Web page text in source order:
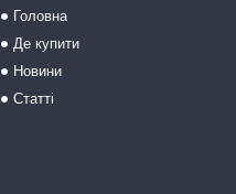
Головна
Де купити
Новини
Статті